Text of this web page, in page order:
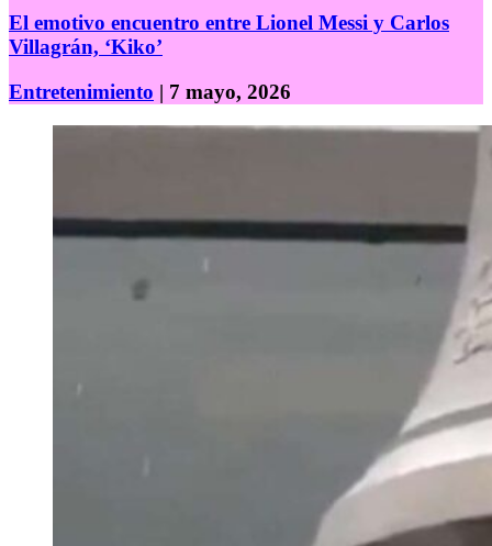
El emotivo encuentro entre Lionel Messi y Carlos
Villagrán, ‘Kiko’
Entretenimiento | 7 mayo, 2026